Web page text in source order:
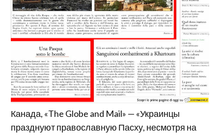
Канада, «The Globe and Mail» — «Украинцы
празднуют православную Пасху, несмотря на